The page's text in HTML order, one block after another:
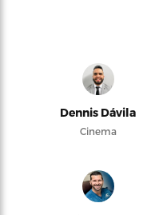
Dennis Dávila
Cinema